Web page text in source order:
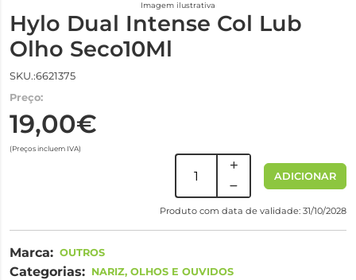
Imagem ilustrativa
Hylo Dual Intense Col Lub
Olho Seco10Ml
SKU.:6621375
Preço:
19,00€
(Preços incluem IVA)
ADICIONAR
Produto com data de validade: 31/10/2028
Marca: OUTROS
Categorias: NARIZ, OLHOS E OUVIDOS